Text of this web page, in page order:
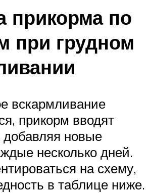
прикорма по
при грудном
вскармливание
прикорм вводят
добавляя новые
несколько дней.
на схему,
в таблице ниже.